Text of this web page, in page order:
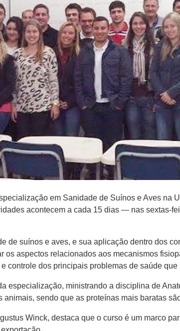
em Sanidade de Suínos e Aves na
acontecem a cada 15 dias — nas sextas-
de suínos e aves, e sua aplicação dentro dos
aspectos relacionados aos mecanismos
controle dos principais problemas de saúde
especialização, ministrando a disciplina de
sendo que as proteínas mais baratas
Winck, destaca que o curso é um marco